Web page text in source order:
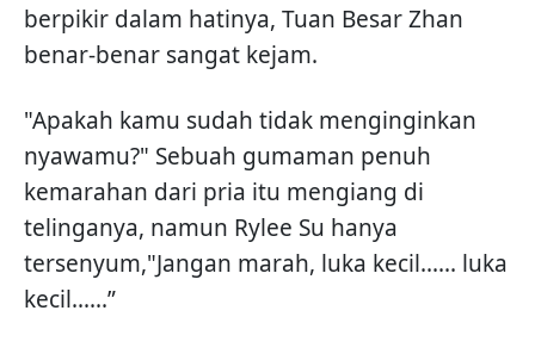
berpikir dalam hatinya, Tuan Besar Zhan
benar-benar sangat kejam.
"Apakah kamu sudah tidak menginginkan
nyawamu?" Sebuah gumaman penuh
kemarahan dari pria itu mengiang di
telinganya, namun Rylee Su hanya
tersenyum,"Jangan marah, luka kecil...... luka
kecil......”